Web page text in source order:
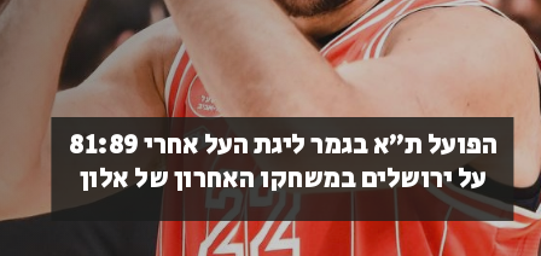
הפועל ת״א בגמר ליגת העל אחרי 81:89
על ירושלים במשחקו האחרון של אלון